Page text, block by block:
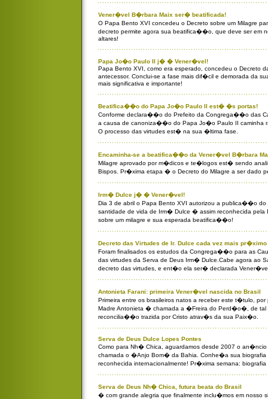
Vener�vel B�rbara Maix ser� beatificada!
O Papa Bento XVI concedeu o Decreto sobre um Milagre
decreto permite agora sua beatifica��o, que deve ser em
altares!
Papa Jo�o Paulo II j� � Vener�vel!
Papa Bento XVI, como era esperado, concedeu o Decreto
antecessor. Conclui-se a fase mais dif�cil e demorada da
mais significativa e importante!
Beatifica��o do Papa Jo�o Paulo II est� �s portas!
Conforme declara��o do Prefeito da Congrega��o das
a causa de canoniza��o do Papa Jo�o Paulo II caminha
O processo das virtudes est� na sua �ltima fase.
Encaminha-se a beatifica��o da Vener�vel B�rbara
Milagre aprovado por m�dicos e te�logos est� sendo
Bispos. Pr�xima etapa � o Decreto do Milagre a ser dado
Irm� Dulce j� � Vener�vel!
Dia 3 de abril o Papa Bento XVI autorizou a publica��o do
santidade de vida de Irm� Dulce � assim reconhecida pela
sobre um milagre e sua esperada beatifica��o!
Decreto das Virtudes de Ir. Dulce cada vez mais pr�ximo
Foram finalisados os estudos da Congrega��o para as
das virtudes da Serva de Deus Irm� Dulce.Cabe agora ao
decreto das virtudes, e ent�o ela ser� declarada
Antonieta Farani: primeira Vener�vel nascida no Brasil
Primeira entre os brasileiros natos a receber este t�tulo,
Madre Antonieta � chamada a �Freira do Perd�o�, de tal
reconcilia��o trazida por Cristo atrav�s da sua Paix�o.
Serva de Deus Dulce Lopes Pontes
Como para Nh� Chica, aguardamos desde 2007 o
chamada o �Anjo Bom� da Bahia. Conhe�a sua biografia
reconhecida internacionalmente! Pr�xima semana:
Serva de Deus Nh� Chica, futura beata do Brasil
� com grande alegria que finalmente inclu�mos em nosso